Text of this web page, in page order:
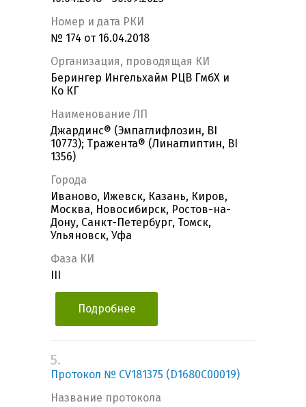
Номер и дата РКИ
№ 174 от 16.04.2018
Организация, проводящая КИ
Берингер Ингельхайм РЦВ ГмбХ и
Ко КГ
Наименование ЛП
Джардинс® (Эмпаглифлозин, BI
10773); Тражента® (Линаглиптин, BI
1356)
Города
Иваново, Ижевск, Казань, Киров,
Москва, Новосибирск, Ростов-на-
Дону, Санкт-Петербург, Томск,
Ульяновск, Уфа
Фаза КИ
Подробнее
5.
Протокол № CV181375 (D1680C00019)
Название протокола